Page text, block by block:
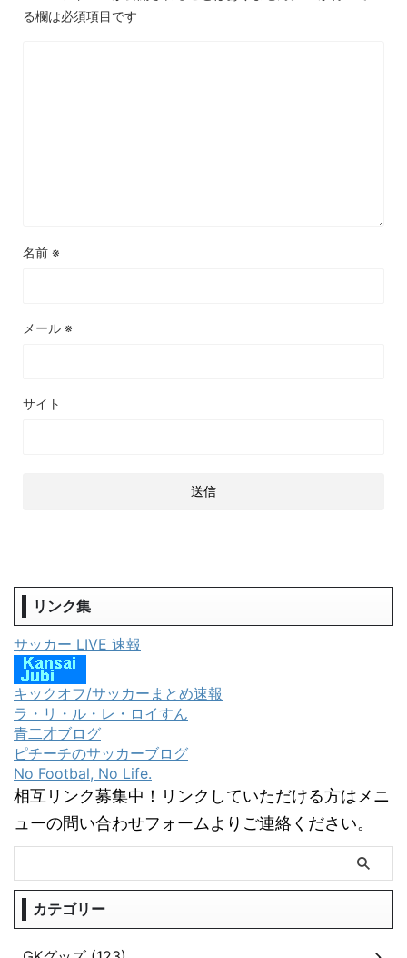
る欄は必須項目です
名前 ※
メール ※
サイト
リンク集
サッカー LIVE 速報
キックオフ/サッカーまとめ速報
ラ・リ・ル・レ・ロイすん
青二才ブログ
ピチーチのサッカーブログ
No Footbal, No Life.
相互リンク募集中！リンクしていただける方はメニ
ューの問い合わせフォームよりご連絡ください。
カテゴリー